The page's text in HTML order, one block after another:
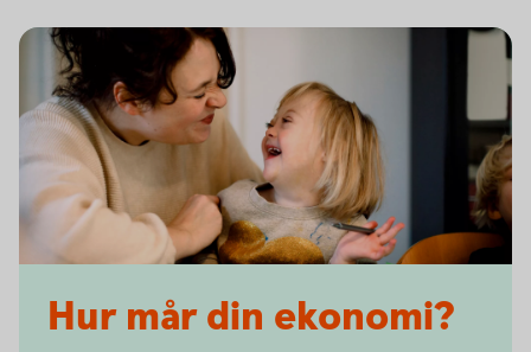
Hur mår din ekonomi?